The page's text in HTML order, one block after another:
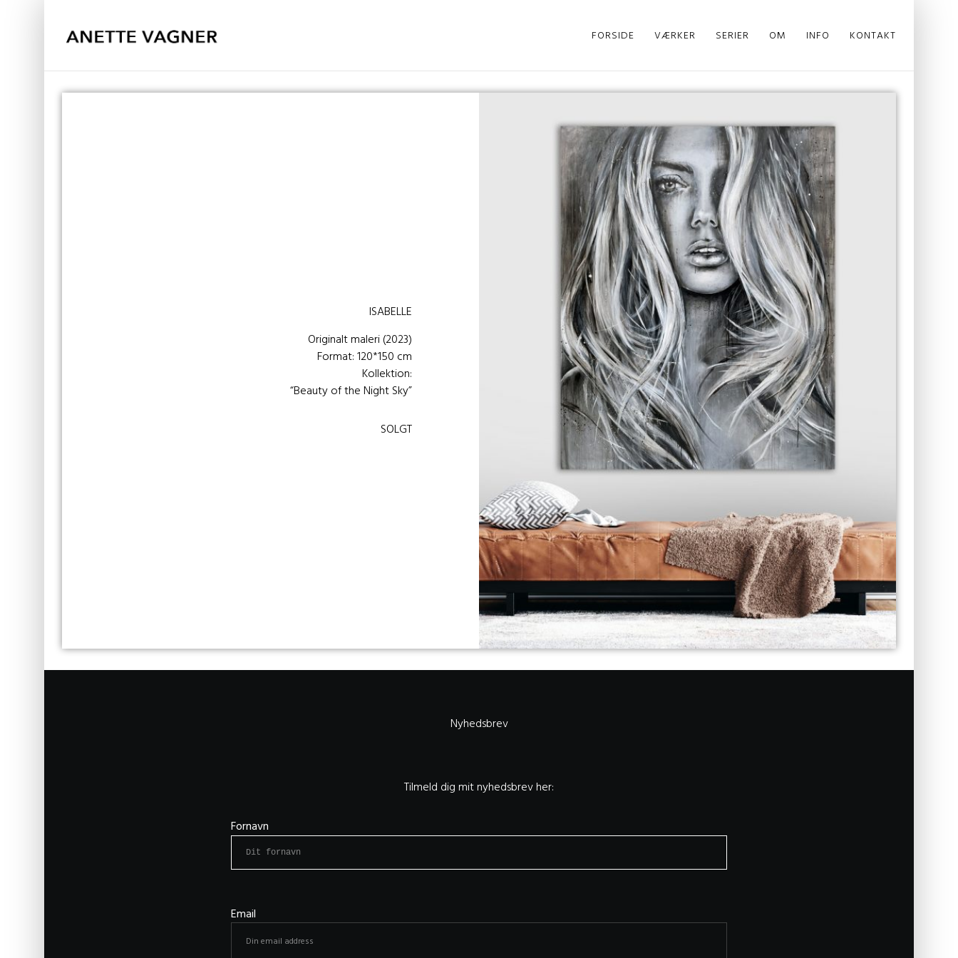
FORSIDE VÆRKER SERIER OM INFO KONTAKT
ISABELLE
Originalt maleri (2023)
Format: 120*150 cm
Kollektion:
“Beauty of the Night Sky”
SOLGT
Nyhedsbrev
Tilmeld dig mit nyhedsbrev her:
Fornavn
Email